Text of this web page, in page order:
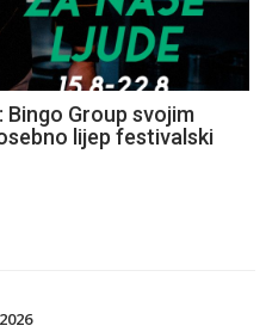
Bingo Group svojim
lijep festivalski